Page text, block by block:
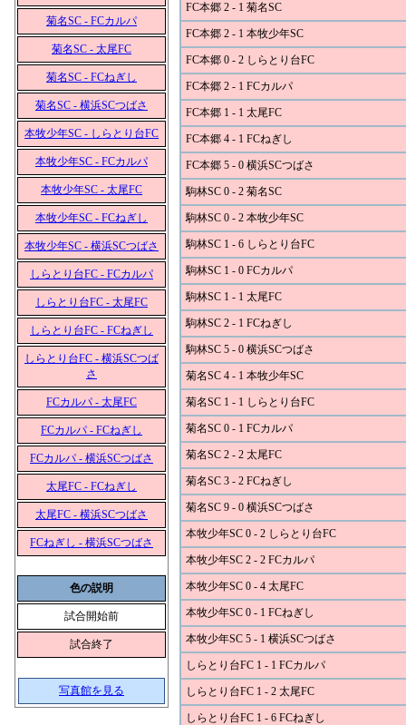
菊名SC - FCカルパ
菊名SC - 太尾FC
菊名SC - FCねぎし
菊名SC - 横浜SCつばさ
本牧少年SC - しらとり台FC
本牧少年SC - FCカルパ
本牧少年SC - 太尾FC
本牧少年SC - FCねぎし
本牧少年SC - 横浜SCつばさ
しらとり台FC - FCカルパ
しらとり台FC - 太尾FC
しらとり台FC - FCねぎし
しらとり台FC - 横浜SCつば
さ
FCカルパ - 太尾FC
FCカルパ - FCねぎし
FCカルパ - 横浜SCつばさ
太尾FC - FCねぎし
太尾FC - 横浜SCつばさ
FCねぎし - 横浜SCつばさ
色の説明
試合開始前
試合終了
写真館を見る
FC本郷 2 - 1 菊名SC
FC本郷 2 - 1 本牧少年SC
FC本郷 0 - 2 しらとり台FC
FC本郷 2 - 1 FCカルパ
FC本郷 1 - 1 太尾FC
FC本郷 4 - 1 FCねぎし
FC本郷 5 - 0 横浜SCつばさ
駒林SC 0 - 2 菊名SC
駒林SC 0 - 2 本牧少年SC
駒林SC 1 - 6 しらとり台FC
駒林SC 1 - 0 FCカルパ
駒林SC 1 - 1 太尾FC
駒林SC 2 - 1 FCねぎし
駒林SC 5 - 0 横浜SCつばさ
菊名SC 4 - 1 本牧少年SC
菊名SC 1 - 1 しらとり台FC
菊名SC 0 - 1 FCカルパ
菊名SC 2 - 2 太尾FC
菊名SC 3 - 2 FCねぎし
菊名SC 9 - 0 横浜SCつばさ
本牧少年SC 0 - 2 しらとり台FC
本牧少年SC 2 - 2 FCカルパ
本牧少年SC 0 - 4 太尾FC
本牧少年SC 0 - 1 FCねぎし
本牧少年SC 5 - 1 横浜SCつばさ
しらとり台FC 1 - 1 FCカルパ
しらとり台FC 1 - 2 太尾FC
しらとり台FC 1 - 6 FCねぎし